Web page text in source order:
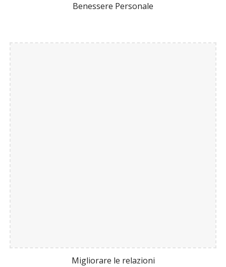
Benessere Personale
Migliorare le relazioni